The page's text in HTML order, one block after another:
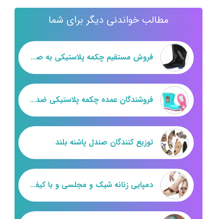
مطالب خواندنی دیگر برای شما
فروش مستقیم چکمه پلاستیکی به صورت عمده
فروشندگان عمده چکمه پلاستیکی ضدآب
توزیع کنندگان صندل پاشنه بلند
دمپایی زنانه شیک و مجلسی و با کیفیت عالی ، آماده برای صادرات